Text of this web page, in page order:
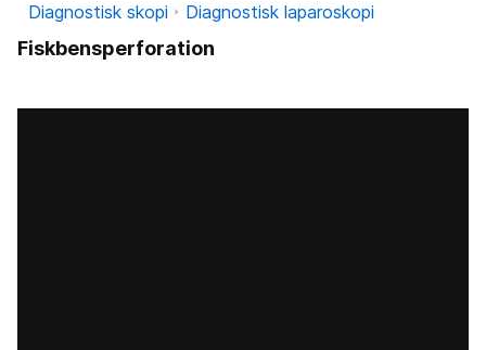
Diagnostisk skopi
Diagnostisk laparoskopi
Fiskbensperforation